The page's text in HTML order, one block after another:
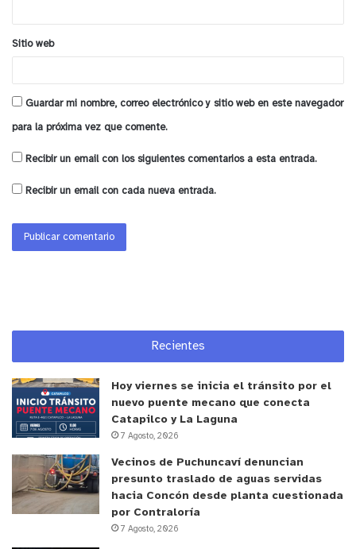
Sitio web
Guardar mi nombre, correo electrónico y sitio web en este navegador
para la próxima vez que comente.
Recibir un email con los siguientes comentarios a esta entrada.
Recibir un email con cada nueva entrada.
Recientes
Hoy viernes se inicia el tránsito por el
nuevo puente mecano que conecta
Catapilco y La Laguna
7 Agosto, 2026
Vecinos de Puchuncaví denuncian
presunto traslado de aguas servidas
hacia Concón desde planta cuestionada
por Contraloría
7 Agosto, 2026